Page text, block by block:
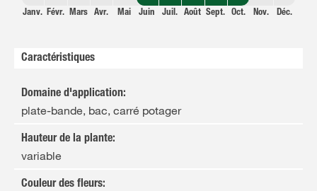
Janv. Févr. Mars Avr. Mai Juin Juil. Août Sept. Oct. Nov. Déc.
Caractéristiques
Domaine d'application:
plate-bande, bac, carré potager
Hauteur de la plante:
variable
Couleur des fleurs: